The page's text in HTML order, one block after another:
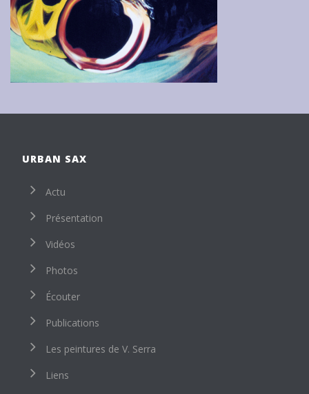
URBAN SAX
Actu
Présentation
Vidéos
Photos
Écouter
Publications
Les peintures de V. Serra
Liens